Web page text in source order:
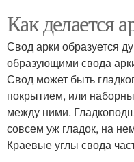
Как делается
Свод арки образуется
образующими свода
Свод может быть
покрытием, или
между ними.
совсем уж гладок, на
Краевые углы свода